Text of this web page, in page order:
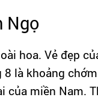
Ngọ
hoa. Vẻ đẹp
là khoảng
của miền Nam.